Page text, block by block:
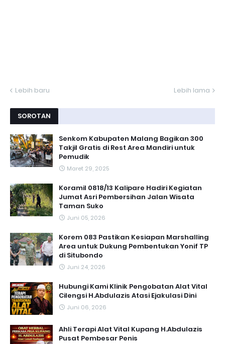
Lebih baru Lebih lama
SOROTAN
Senkom Kabupaten Malang Bagikan 300
Takjil Gratis di Rest Area Mandiri untuk
Pemudik
Maret 29, 2025
Koramil 0818/13 Kalipare Hadiri Kegiatan
Jumat Asri Pembersihan Jalan Wisata
Taman Suko
Juni 05, 2026
Korem 083 Pastikan Kesiapan Marshalling
Area untuk Dukung Pembentukan Yonif TP
di Situbondo
Juni 24, 2026
Hubungi Kami Klinik Pengobatan Alat Vital
Cilengsi H.Abdulazis Atasi Ejakulasi Dini
Juni 06, 2026
Ahli Terapi Alat Vital Kupang H.Abdulazis
Pusat Pembesar Penis